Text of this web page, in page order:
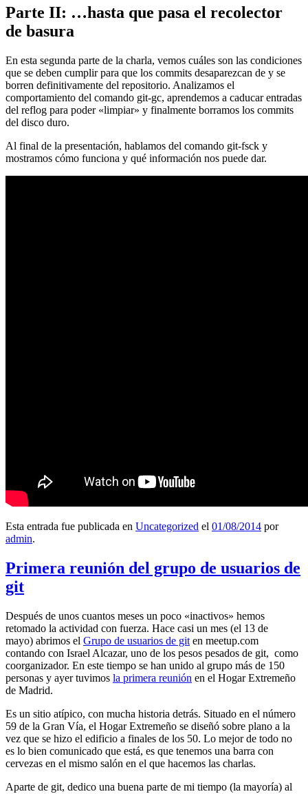
Parte II: …hasta que pasa el recolector
de basura
En esta segunda parte de la charla, vemos cuáles son las condiciones
que se deben cumplir para que los commits desaparezcan de y se
borren definitivamente del repositorio. Analizamos el
comportamiento del comando git-gc, aprendemos a caducar entradas
del reflog para poder «limpiar» y finalmente borramos los commits
del disco duro.
Al final de la presentación, hablamos del comando git-fsck y
mostramos cómo funciona y qué información nos puede dar.
Esta entrada fue publicada en Uncategorized el 01/08/2014 por
admin.
Primera reunión del grupo de usuarios de
git
Después de unos cuantos meses un poco «inactivos» hemos
retomado la actividad con fuerza. Hace casi un mes (el 13 de
mayo) abrimos el Grupo de usuarios de git en meetup.com
contando con Israel Alcazar, uno de los pesos pesados de git, como
coorganizador. En este tiempo se han unido al grupo más de 150
personas y ayer tuvimos la primera reunión en el Hogar Extremeño
de Madrid.
Es un sitio atípico, con mucha historia detrás. Situado en el número
59 de la Gran Vía, el Hogar Extremeño se diseñó sobre plano a la
vez que se hizo el edificio a finales de los 50. Lo mejor de todo no
es lo bien comunicado que está, es que tenemos una barra con
cervezas en el mismo salón en el que hacemos las charlas.
Aparte de git, dedico una buena parte de mi tiempo (la mayoría) al